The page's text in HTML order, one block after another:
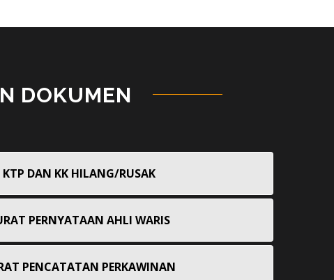
DOKUMEN
KTP DAN KK HILANG/RUSAK
PERNYATAAN AHLI WARIS
PENCATATAN PERKAWINAN